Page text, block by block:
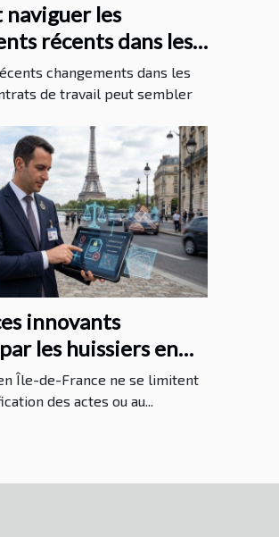
naviguer les
récents dans les
contrats de travail ?
changements dans les
de travail peut sembler
innovants
les huissiers en
Île-de-France ne se limitent
des actes ou au...